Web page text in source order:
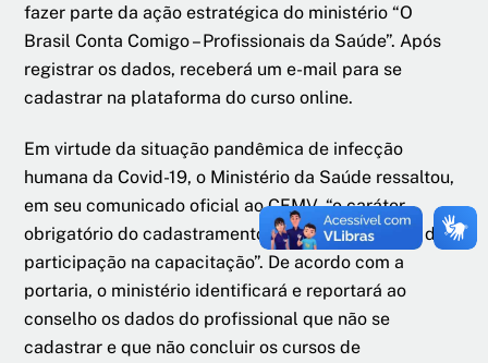
fazer parte da ação estratégica do ministério “O
Brasil Conta Comigo – Profissionais da Saúde”. Após
registrar os dados, receberá um e-mail para se
cadastrar na plataforma do curso online.
Em virtude da situação pandêmica de infecção
humana da Covid-19, o Ministério da Saúde ressaltou,
em seu comunicado oficial ao CFMV, “o caráter
obrigatório do cadastramento dos profissionais e da
participação na capacitação”. De acordo com a
portaria, o ministério identificará e reportará ao
conselho os dados do profissional que não se
cadastrar e que não concluir os cursos de